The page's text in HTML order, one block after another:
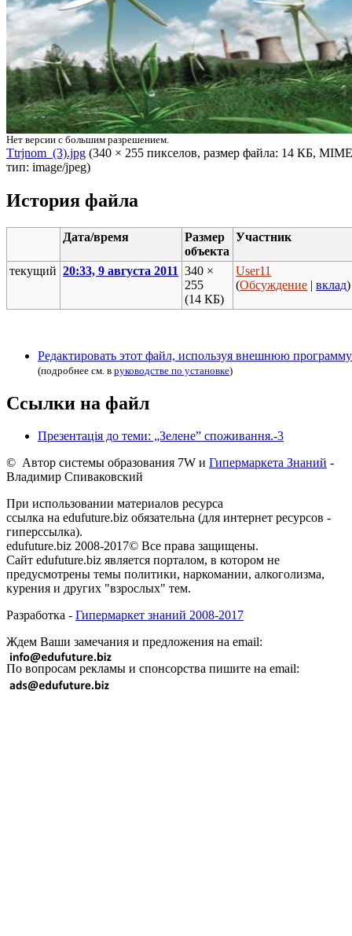
Нет версии с большим разрешением.
Ttrjnom_(3).jpg (340 × 255 пикселов, размер файла: 14 КБ,
тип: image/jpeg)
История файла
Дата/время
Размер
объекта
Участник
текущий 20:33, 9 августа 2011 340 ×
255
(14 КБ)
User11
(Обсуждение |вклад)
Редактировать этот файл, используя внешнюю программу
(подробнее см. в руководстве по установке)
Ссылки на файл
Презентація до теми: „Зелене” споживання.-3
© Автор системы образования 7W и Гипермаркета Знаний -
Владимир Спиваковский
При использовании материалов ресурса
ссылка на edufuture.biz обязательна (для интернет ресурсов -
гиперссылка).
edufuture.biz 2008-2017© Все права защищены.
Сайт edufuture.biz является порталом, в котором не
предусмотрены темы политики, наркомании, алкоголизма,
курения и других "взрослых" тем.
Разработка - Гипермаркет знаний 2008-2017
Ждем Ваши замечания и предложения на email:
По вопросам рекламы и спонсорства пишите на email: